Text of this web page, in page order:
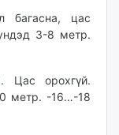
багасна, цас
3-8 метр.
Цас орохгүй.
метр. -16…-18